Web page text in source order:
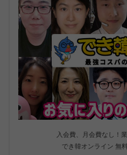
入会費、月会費なし！
でき韓オンライン 無